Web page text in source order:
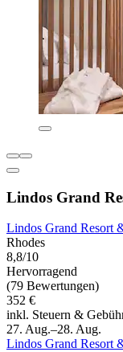
Lindos Grand
Lindos Grand Resort
Rhodes
8,8/10
Hervorragend
(79 Bewertungen)
352 €
inkl. Steuern &
27. Aug.–28. Aug.
Lindos Grand Resort